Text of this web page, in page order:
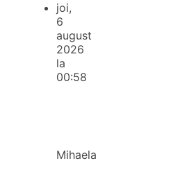
joi,
6
august
2026
la
00:58
Mihaela